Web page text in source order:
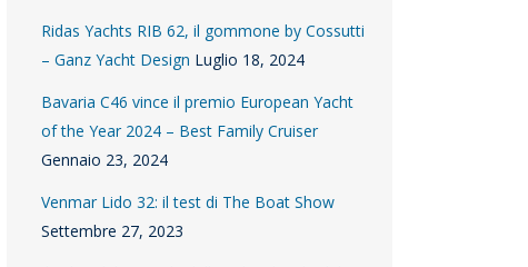
Ridas Yachts RIB 62, il gommone by Cossutti
– Ganz Yacht Design Luglio 18, 2024
Bavaria C46 vince il premio European Yacht
of the Year 2024 – Best Family Cruiser
Gennaio 23, 2024
Venmar Lido 32: il test di The Boat Show
Settembre 27, 2023